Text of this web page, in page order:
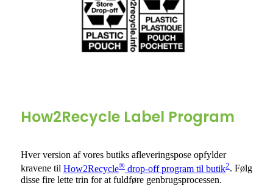
How2Recycle Label Program
Hver version af vores butiks afleveringspose opfylder
kravene til How2Recycle® drop-off program til butik2. Følg
disse fire lette trin for at fuldføre genbrugsprocessen.